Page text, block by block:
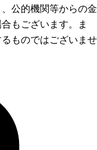
公的機関等からの金
もございます。ま
ものではございませ